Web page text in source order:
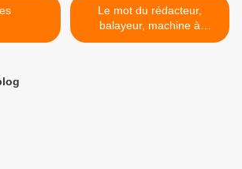
Le mot du rédacteur,
balayeur, machine à
café,fotografe, postier,